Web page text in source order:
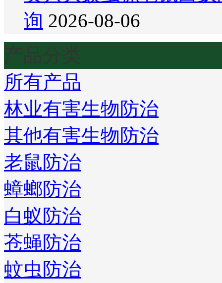
询 2026-08-06
产品分类
所有产品
林业有害生物防治
其他有害生物防治
老鼠防治
蟑螂防治
白蚁防治
苍蝇防治
蚊虫防治